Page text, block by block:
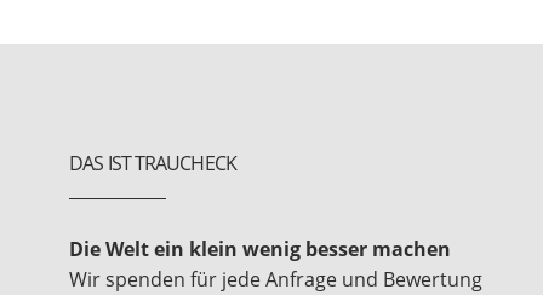
DAS IST TRAUCHECK
Die Welt ein klein wenig besser machen
Wir spenden für jede Anfrage und Bewertung